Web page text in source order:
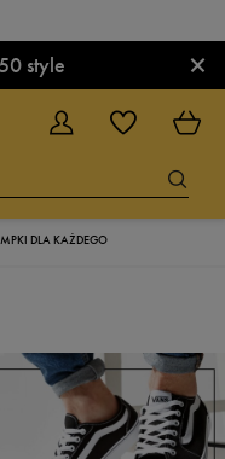
style ×
DLA KAŻDEGO